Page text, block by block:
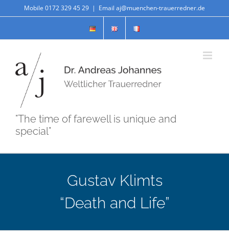
content
Mobile 0172 329 45 29 | Email aj@muenchen-trauerredner.de
"The time of farewell is unique and
special"
Gustav Klimts
“Death and Life”